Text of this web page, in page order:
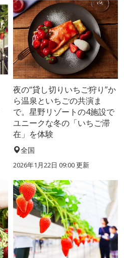
夜の“貸し切りいちご狩り”か
ら温泉といちごの共演ま
で。星野リゾートの4施設で
ユニークな冬の「いちご滞
在」を体験
全国
2026年1月22日 09:00 更新